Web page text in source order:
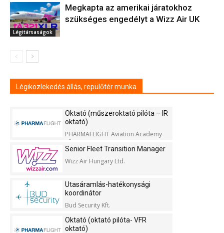
Légitársaságok
Megkapta az amerikai járatokhoz
szükséges engedélyt a Wizz Air UK
Légiközlekedés állás, repülőtér munka
Oktató (műszeroktató pilóta – IR
oktató)
PHARMAFLIGHT Aviation Academy
Kft.
Senior Fleet Transition Manager
Wizz Air Hungary Ltd.
Utasáramlás-hatékonysági
koordinátor
Bud Security Kft.
Oktató (oktató pilóta- VFR
oktató)